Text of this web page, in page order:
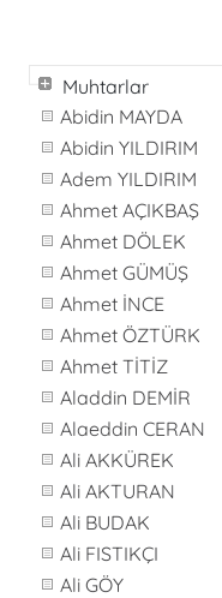
Muhtarlar
Abidin MAYDA
Abidin YILDIRIM
Adem YILDIRIM
Ahmet AÇIKBAŞ
Ahmet DÖLEK
Ahmet GÜMÜŞ
Ahmet İNCE
Ahmet ÖZTÜRK
Ahmet TİTİZ
Aladdin DEMİR
Alaeddin CERAN
Ali AKKÜREK
Ali AKTURAN
Ali BUDAK
Ali FISTIKÇI
Ali GÖY